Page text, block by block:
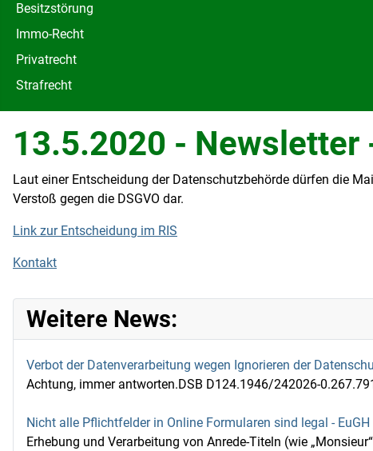
Besitzstörung
Immo-Recht
Privatrecht
Strafrecht
13.5.2020 -
Laut einer Entscheidung der Datenschutzbehörde dürfen die
Verstoß gegen die DSGVO dar.
Link zur Entscheidung im RIS
Kontakt
Weitere News:
Verbot der Datenverarbeitung wegen Ignorieren der
Achtung, immer antworten.DSB D124.1946/242026-
Nicht alle Pflichtfelder in Online Formularen sind legal -
Erhebung und Verarbeitung von Anrede-Titeln (wie